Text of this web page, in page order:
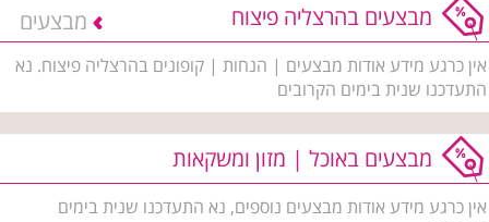
מבצעים בהרצליה פיצוח מבצעים
אין כרגע מידע אודות מבצעים | הנחות | קופונים בהרצליה פיצוח. נא
התעדכנו שנית בימים הקרובים
מבצעים באוכל | מזון ומשקאות
אין כרגע מידע אודות מבצעים נוספים, נא התעדכנו שנית בימים